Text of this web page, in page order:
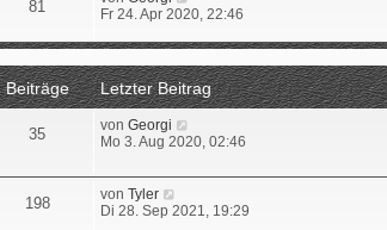
g
t
r
e
i
t
r
a
81
e
e
s
t
e
r
e
t
a
Fr 24. Apr 2020, 22:46
Beiträge
Letzter Beitrag
35 vonGeorgi
e
e
t
Mo 3. Aug 2020, 02:46
198 vonTyler
e
Di 28. Sep 2021, 19:29